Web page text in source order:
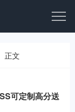
正文
可定制高分送